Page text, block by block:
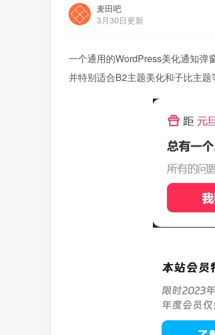
麦田吧
3月30日更新
一个通用的WordPress美化通知弹
并特别适合B2主题美化和子比主题